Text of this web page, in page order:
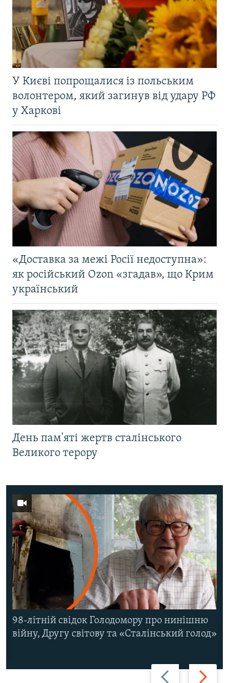
У Києві попрощалися із польським
волонтером, який загинув від удару РФ
у Харкові
«Доставка за межі Росії недоступна»:
як російський Ozon «згадав», що Крим
український
День пам'яті жертв сталінського
Великого терору
Назад Вперед
98-літній свідок Голодомору про нинішню
війну, Другу світову та «Сталінський голод»